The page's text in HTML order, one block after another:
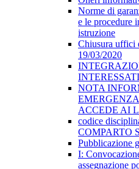
Norme di
e le procedure
istruzione
Chiusura uffici
19/03/2020
NOTA
ACCEDE AI
codice
COMPARTO
Pubblicazione
I:
assegnazione